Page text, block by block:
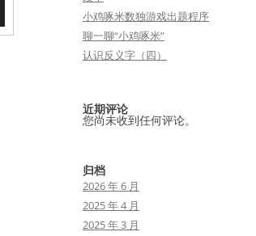
小鸡啄米数独游戏出题程序
聊一聊“小鸡啄米”
认识反义字（四）
近期评论
您尚未收到任何评论。
归档
2026 年 6 月
2025 年 4 月
2025 年 3 月